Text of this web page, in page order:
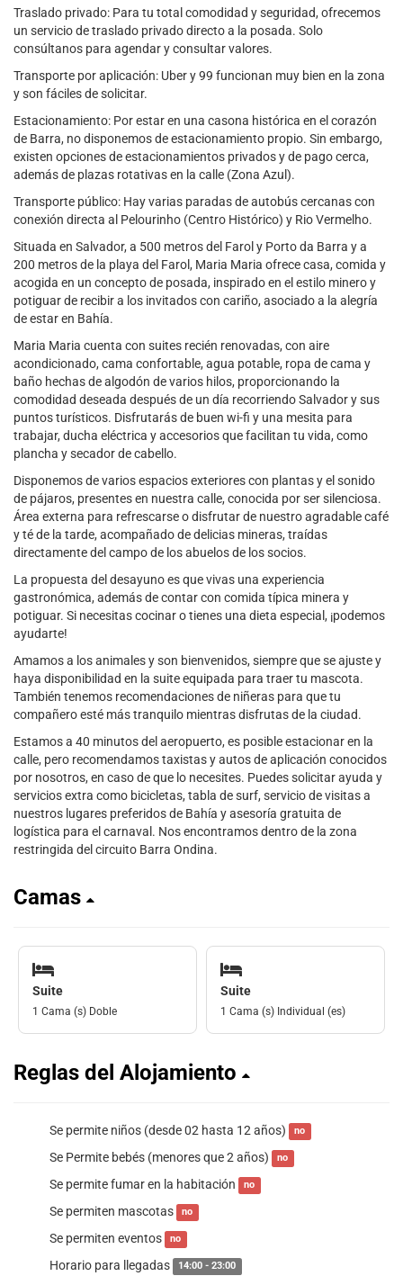
Traslado privado: Para tu total comodidad y seguridad, ofrecemos
un servicio de traslado privado directo a la posada. Solo
consúltanos para agendar y consultar valores.
Transporte por aplicación: Uber y 99 funcionan muy bien en la zona
y son fáciles de solicitar.
Estacionamiento: Por estar en una casona histórica en el corazón
de Barra, no disponemos de estacionamiento propio. Sin embargo,
existen opciones de estacionamientos privados y de pago cerca,
además de plazas rotativas en la calle (Zona Azul).
Transporte público: Hay varias paradas de autobús cercanas con
conexión directa al Pelourinho (Centro Histórico) y Rio Vermelho.
Situada en Salvador, a 500 metros del Farol y Porto da Barra y a
200 metros de la playa del Farol, Maria Maria ofrece casa, comida y
acogida en un concepto de posada, inspirado en el estilo minero y
potiguar de recibir a los invitados con cariño, asociado a la alegría
de estar en Bahía.
Maria Maria cuenta con suites recién renovadas, con aire
acondicionado, cama confortable, agua potable, ropa de cama y
baño hechas de algodón de varios hilos, proporcionando la
comodidad deseada después de un día recorriendo Salvador y sus
puntos turísticos. Disfrutarás de buen wi-fi y una mesita para
trabajar, ducha eléctrica y accesorios que facilitan tu vida, como
plancha y secador de cabello.
Disponemos de varios espacios exteriores con plantas y el sonido
de pájaros, presentes en nuestra calle, conocida por ser silenciosa.
Área externa para refrescarse o disfrutar de nuestro agradable café
y té de la tarde, acompañado de delicias mineras, traídas
directamente del campo de los abuelos de los socios.
La propuesta del desayuno es que vivas una experiencia
gastronómica, además de contar con comida típica minera y
potiguar. Si necesitas cocinar o tienes una dieta especial, ¡podemos
ayudarte!
Amamos a los animales y son bienvenidos, siempre que se ajuste y
haya disponibilidad en la suite equipada para traer tu mascota.
También tenemos recomendaciones de niñeras para que tu
compañero esté más tranquilo mientras disfrutas de la ciudad.
Estamos a 40 minutos del aeropuerto, es posible estacionar en la
calle, pero recomendamos taxistas y autos de aplicación conocidos
por nosotros, en caso de que lo necesites. Puedes solicitar ayuda y
servicios extra como bicicletas, tabla de surf, servicio de visitas a
nuestros lugares preferidos de Bahía y asesoría gratuita de
logística para el carnaval. Nos encontramos dentro de la zona
restringida del circuito Barra Ondina.
Camas
Suite
1 Cama (s) Doble
Suite
1 Cama (s) Individual (es)
Reglas del Alojamiento
Se permite niños (desde 02 hasta 12 años) no
Se Permite bebés (menores que 2 años) no
Se permite fumar en la habitación no
Se permiten mascotas no
Se permiten eventos no
Horario para llegadas 14:00 - 23:00